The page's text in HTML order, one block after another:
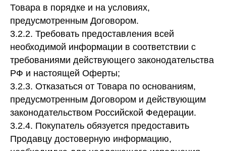
Товара в порядке и на условиях,
предусмотренным Договором.
3.2.2. Требовать предоставления всей
необходимой информации в соответствии с
требованиями действующего законодательства
РФ и настоящей Оферты;
3.2.3. Отказаться от Товара по основаниям,
предусмотренным Договором и действующим
законодательством Российской Федерации.
3.2.4. Покупатель обязуется предоставить
Продавцу достоверную информацию,